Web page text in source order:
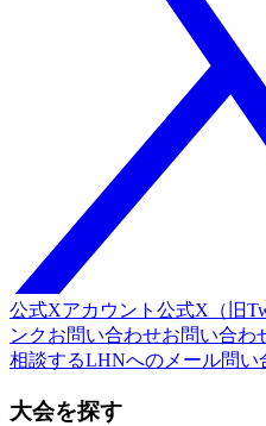
公式Xアカウント 公式X（旧
ンクお問い合わせお問い合わ
相談するLHNへのメール問い
大会を探す